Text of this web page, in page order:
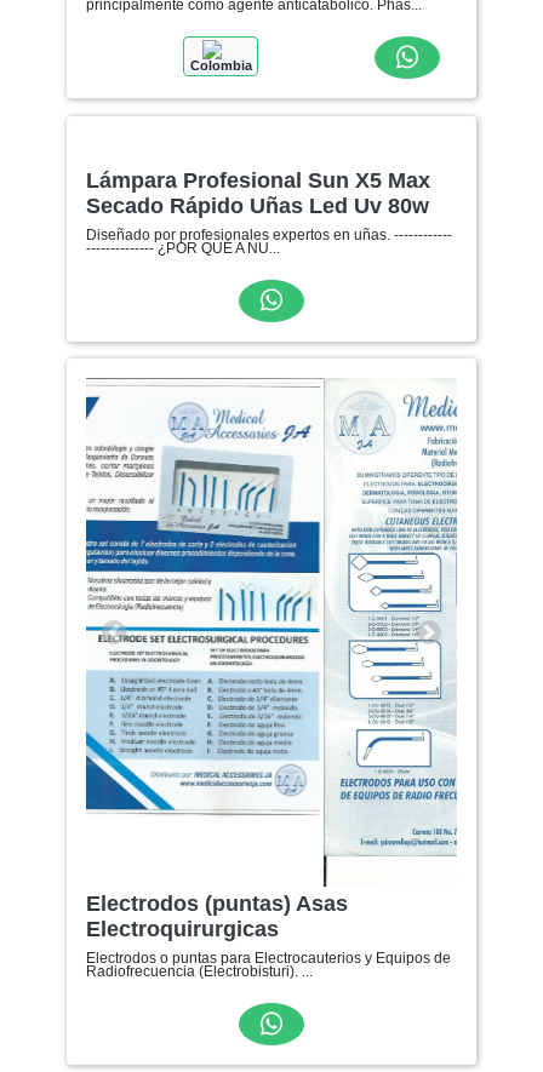
principalmente como agente anticatabólico. Phas...
Colombia
Lámpara Profesional Sun X5 Max
Secado Rápido Uñas Led Uv 80w
Diseñado por profesionales expertos en uñas. ------------
-------------- ¿POR QUÉ A NU...
Anterior Siguiente
Electrodos (puntas) Asas
Electroquirurgicas
Electrodos o puntas para Electrocauterios y Equipos de
Radiofrecuencia (Electrobisturi). ...